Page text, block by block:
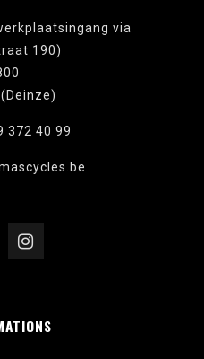
via
190)
372 40 99